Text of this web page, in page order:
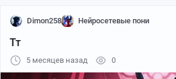
Dimon258 Нейросетевые пони
Тт
5 месяцев назад 0